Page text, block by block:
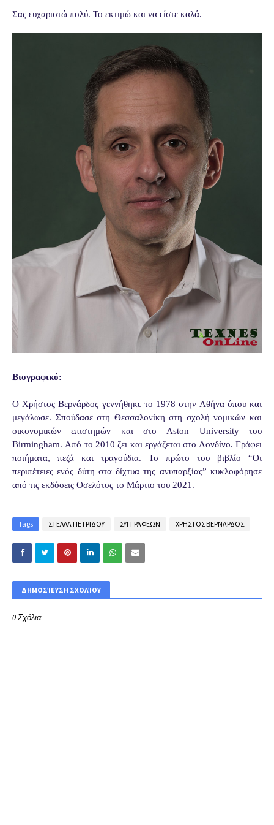
Σας ευχαριστώ πολύ. Το εκτιμώ και να είστε καλά.
Βιογραφικό:
Ο Χρήστος Βερνάρδος γεννήθηκε το 1978 στην Αθήνα όπου και
μεγάλωσε. Σπούδασε στη Θεσσαλονίκη στη σχολή νομικών και
οικονομικών επιστημών και στο Aston University του
Birmingham. Από το 2010 ζει και εργάζεται στο Λονδίνο. Γράφει
ποιήματα, πεζά και τραγούδια. Το πρώτο του βιβλίο “Οι
περιπέτειες ενός δύτη στα δίχτυα της ανυπαρξίας” κυκλοφόρησε
από τις εκδόσεις Οσελότος το Μάρτιο του 2021.
Tags ΣΤΕΛΛΑ ΠΕΤΡΙΔΟΥ ΣΥΓΓΡΑΦΕΩΝ ΧΡΗΣΤΟΣ ΒΕΡΝΑΡΔΟΣ
ΔΗΜΟΣΊΕΥΣΗ ΣΧΟΛΊΟΥ
0 Σχόλια